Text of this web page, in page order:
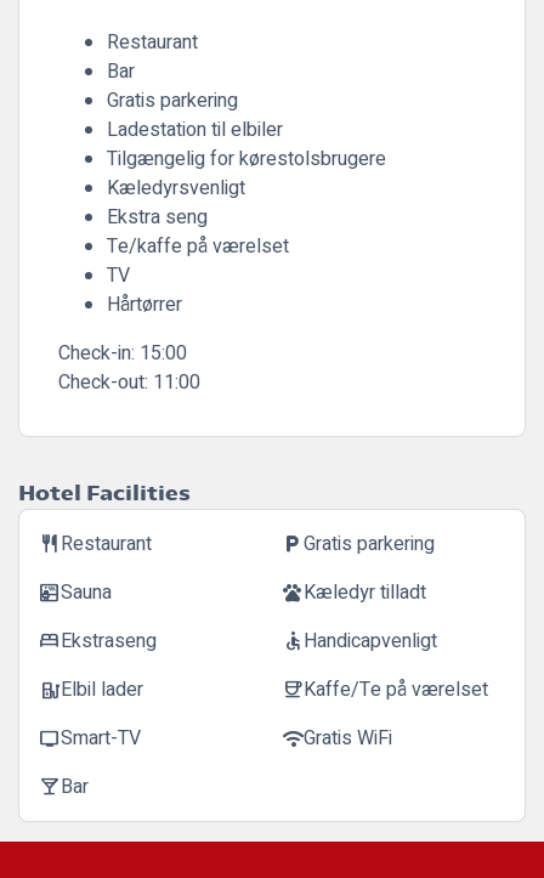
Restaurant
Bar
Gratis parkering
Ladestation til elbiler
Tilgængelig for kørestolsbrugere
Kæledyrsvenligt
Ekstra seng
Te/kaffe på værelset
TV
Hårtørrer
Check-in: 15:00
Check-out: 11:00
Hotel Facilities
restaurantRestaurant local_parkingGratis parkering
saunaSauna petsKæledyr tilladt
bedEkstraseng accessibleHandicapvenligt
ev_stationElbil lader coffeeKaffe/Te på værelset
tvSmart-TV wifiGratis WiFi
local_barBar